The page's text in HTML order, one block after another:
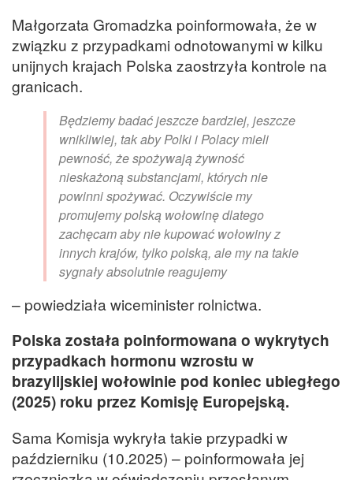
Małgorzata Gromadzka poinformowała, że w
związku z przypadkami odnotowanymi w kilku
unijnych krajach Polska zaostrzyła kontrole na
granicach.
Będziemy badać jeszcze bardziej, jeszcze
wnikliwiej, tak aby Polki i Polacy mieli
pewność, że spożywają żywność
nieskażoną substancjami, których nie
powinni spożywać. Oczywiście my
promujemy polską wołowinę dlatego
zachęcam aby nie kupować wołowiny z
innych krajów, tylko polską, ale my na takie
sygnały absolutnie reagujemy
– powiedziała wiceminister rolnictwa.
Polska została poinformowana o wykrytych
przypadkach hormonu wzrostu w
brazylijskiej wołowinie pod koniec ubiegłego
(2025) roku przez Komisję Europejską.
Sama Komisja wykryła takie przypadki w
październiku (10.2025) – poinformowała jej